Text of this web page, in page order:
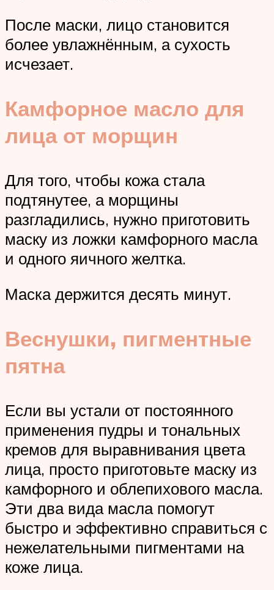
После маски, лицо становится
более увлажнённым, а сухость
исчезает.
Камфорное масло для
лица от морщин
Для того, чтобы кожа стала
подтянутее, а морщины
разгладились, нужно приготовить
маску из ложки камфорного масла
и одного яичного желтка.
Маска держится десять минут.
Веснушки, пигментные
пятна
Если вы устали от постоянного
применения пудры и тональных
кремов для выравнивания цвета
лица, просто приготовьте маску из
камфорного и облепихового масла.
Эти два вида масла помогут
быстро и эффективно справиться с
нежелательными пигментами на
коже лица.